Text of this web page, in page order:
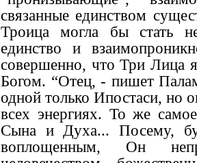
связанные единством
Троица могла бы стать
единство и
совершенно, что Три Лица
Богом. “Отец, - пишет
одной только Ипостаси, но
всех энергиях. То же
Сына и Духа... Посему,
воплощенным, Он